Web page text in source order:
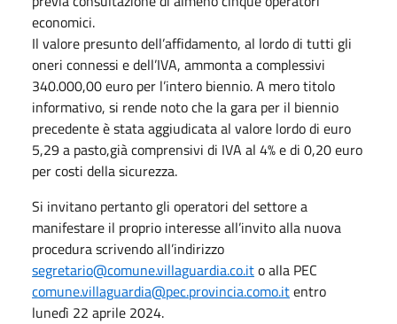
economici.
Il valore presunto dell’affidamento, al lordo di tutti gli
oneri connessi e dell’IVA, ammonta a complessivi
340.000,00 euro per l’intero biennio. A mero titolo
informativo, si rende noto che la gara per il biennio
precedente è stata aggiudicata al valore lordo di euro
5,29 a pasto,già comprensivi di IVA al 4% e di 0,20 euro
per costi della sicurezza.
Si invitano pertanto gli operatori del settore a
manifestare il proprio interesse all’invito alla nuova
procedura scrivendo all’indirizzo
segretario@comune.villaguardia.co.ito alla PEC
comune.villaguardia@pec.provincia.como.itentro
lunedì 22 aprile 2024.